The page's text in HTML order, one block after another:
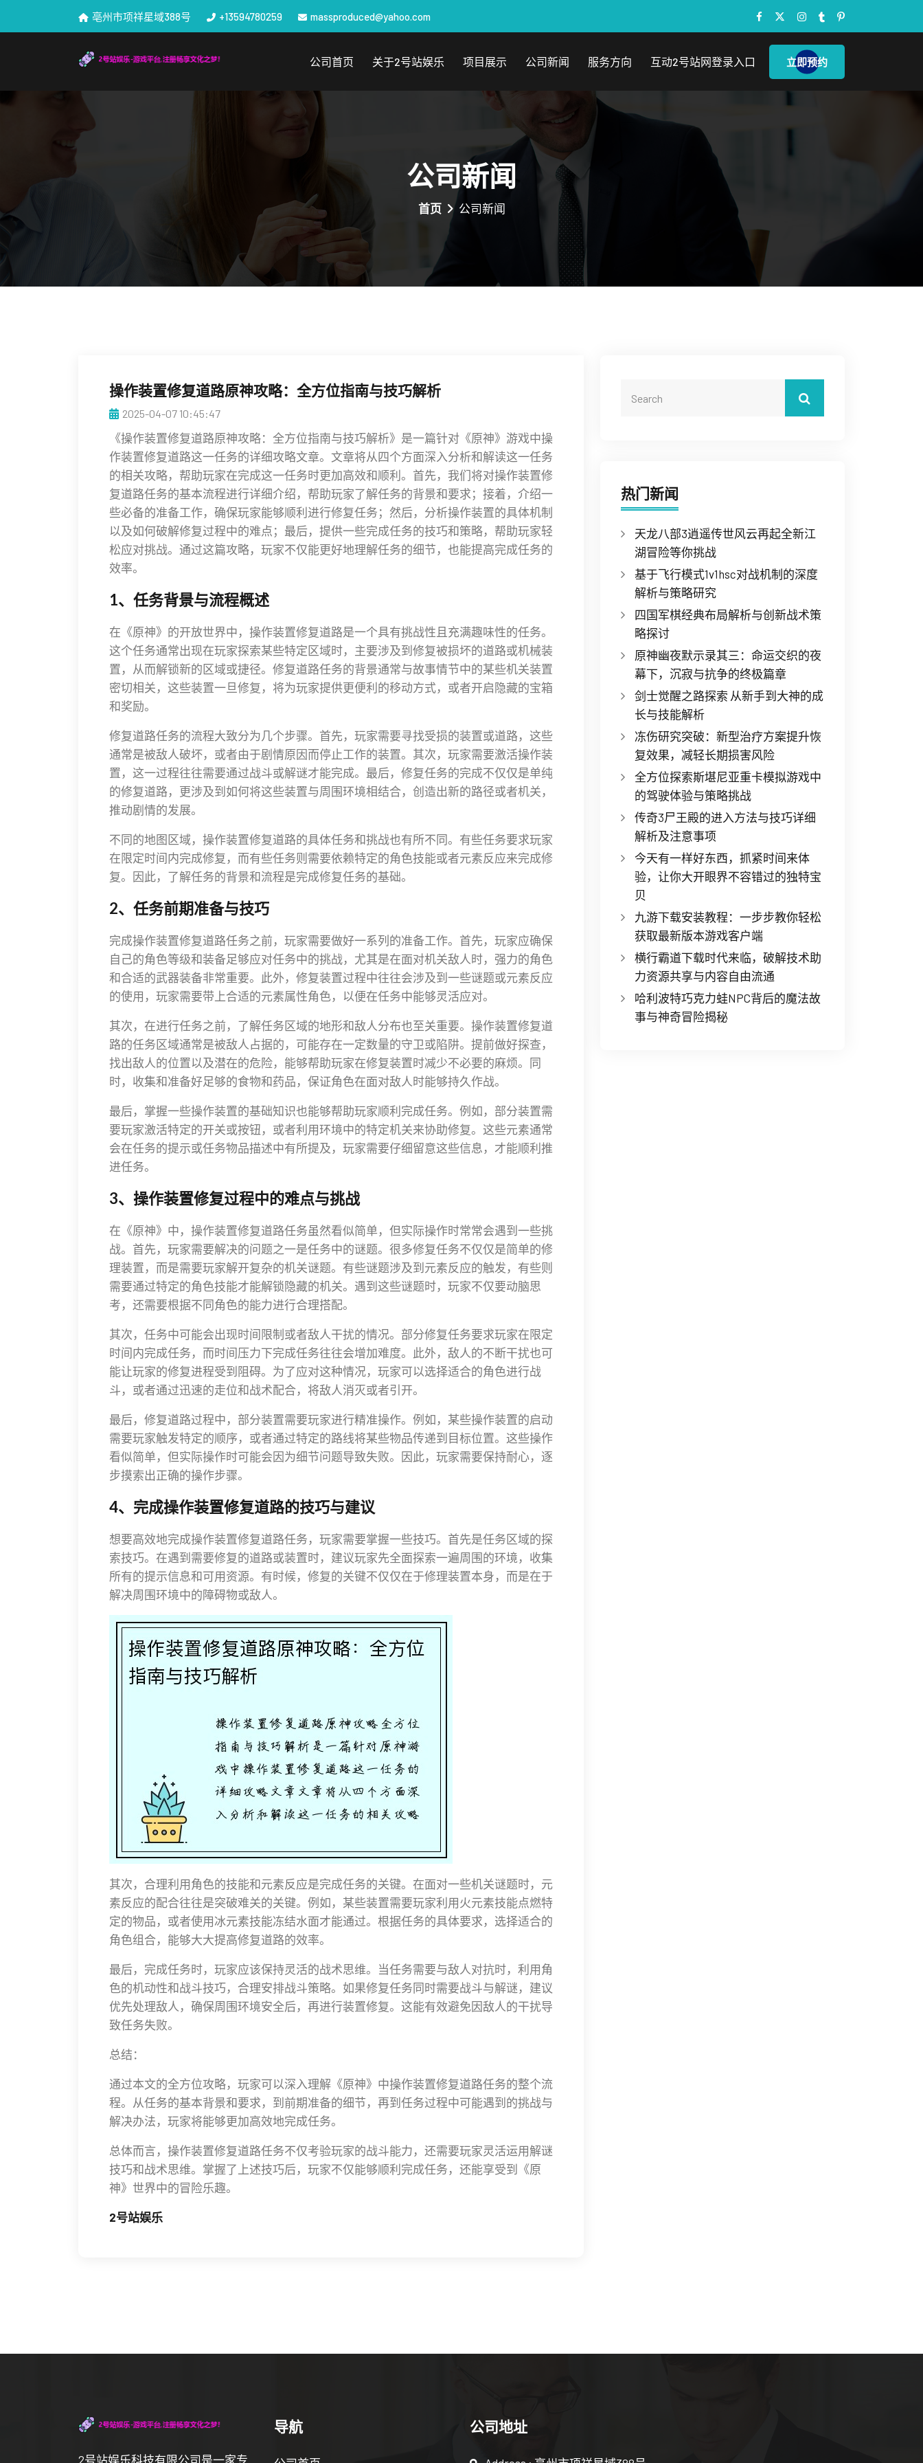
亳州市项祥星域388号 +13594780259 massproduced@yahoo.com
公司首页 关于2号站娱乐 项目展示 公司新闻 服务方向 互动2号站网登录入口 立即预约
公司新闻
首页 公司新闻
操作装置修复道路原神攻略：全方位指南与技巧解析
2025-04-07 10:45:47
《操作装置修复道路原神攻略：全方位指南与技巧解析》是一篇针对《原神》游戏中操
作装置修复道路这一任务的详细攻略文章。文章将从四个方面深入分析和解读这一任务
的相关攻略，帮助玩家在完成这一任务时更加高效和顺利。首先，我们将对操作装置修
复道路任务的基本流程进行详细介绍，帮助玩家了解任务的背景和要求；接着，介绍一
些必备的准备工作，确保玩家能够顺利进行修复任务；然后，分析操作装置的具体机制
以及如何破解修复过程中的难点；最后，提供一些完成任务的技巧和策略，帮助玩家轻
松应对挑战。通过这篇攻略，玩家不仅能更好地理解任务的细节，也能提高完成任务的
效率。
1、任务背景与流程概述
在《原神》的开放世界中，操作装置修复道路是一个具有挑战性且充满趣味性的任务。
这个任务通常出现在玩家探索某些特定区域时，主要涉及到修复被损坏的道路或机械装
置，从而解锁新的区域或捷径。修复道路任务的背景通常与故事情节中的某些机关装置
密切相关，这些装置一旦修复，将为玩家提供更便利的移动方式，或者开启隐藏的宝箱
和奖励。
修复道路任务的流程大致分为几个步骤。首先，玩家需要寻找受损的装置或道路，这些
通常是被敌人破坏，或者由于剧情原因而停止工作的装置。其次，玩家需要激活操作装
置，这一过程往往需要通过战斗或解谜才能完成。最后，修复任务的完成不仅仅是单纯
的修复道路，更涉及到如何将这些装置与周围环境相结合，创造出新的路径或者机关，
推动剧情的发展。
不同的地图区域，操作装置修复道路的具体任务和挑战也有所不同。有些任务要求玩家
在限定时间内完成修复，而有些任务则需要依赖特定的角色技能或者元素反应来完成修
复。因此，了解任务的背景和流程是完成修复任务的基础。
2、任务前期准备与技巧
完成操作装置修复道路任务之前，玩家需要做好一系列的准备工作。首先，玩家应确保
自己的角色等级和装备足够应对任务中的挑战，尤其是在面对机关敌人时，强力的角色
和合适的武器装备非常重要。此外，修复装置过程中往往会涉及到一些谜题或元素反应
的使用，玩家需要带上合适的元素属性角色，以便在任务中能够灵活应对。
其次，在进行任务之前，了解任务区域的地形和敌人分布也至关重要。操作装置修复道
路的任务区域通常是被敌人占据的，可能存在一定数量的守卫或陷阱。提前做好探查，
找出敌人的位置以及潜在的危险，能够帮助玩家在修复装置时减少不必要的麻烦。同
时，收集和准备好足够的食物和药品，保证角色在面对敌人时能够持久作战。
最后，掌握一些操作装置的基础知识也能够帮助玩家顺利完成任务。例如，部分装置需
要玩家激活特定的开关或按钮，或者利用环境中的特定机关来协助修复。这些元素通常
会在任务的提示或任务物品描述中有所提及，玩家需要仔细留意这些信息，才能顺利推
进任务。
3、操作装置修复过程中的难点与挑战
在《原神》中，操作装置修复道路任务虽然看似简单，但实际操作时常常会遇到一些挑
战。首先，玩家需要解决的问题之一是任务中的谜题。很多修复任务不仅仅是简单的修
理装置，而是需要玩家解开复杂的机关谜题。有些谜题涉及到元素反应的触发，有些则
需要通过特定的角色技能才能解锁隐藏的机关。遇到这些谜题时，玩家不仅要动脑思
考，还需要根据不同角色的能力进行合理搭配。
其次，任务中可能会出现时间限制或者敌人干扰的情况。部分修复任务要求玩家在限定
时间内完成任务，而时间压力下完成任务往往会增加难度。此外，敌人的不断干扰也可
能让玩家的修复进程受到阻碍。为了应对这种情况，玩家可以选择适合的角色进行战
斗，或者通过迅速的走位和战术配合，将敌人消灭或者引开。
最后，修复道路过程中，部分装置需要玩家进行精准操作。例如，某些操作装置的启动
需要玩家触发特定的顺序，或者通过特定的路线将某些物品传递到目标位置。这些操作
看似简单，但实际操作时可能会因为细节问题导致失败。因此，玩家需要保持耐心，逐
步摸索出正确的操作步骤。
4、完成操作装置修复道路的技巧与建议
想要高效地完成操作装置修复道路任务，玩家需要掌握一些技巧。首先是任务区域的探
索技巧。在遇到需要修复的道路或装置时，建议玩家先全面探索一遍周围的环境，收集
所有的提示信息和可用资源。有时候，修复的关键不仅仅在于修理装置本身，而是在于
解决周围环境中的障碍物或敌人。
其次，合理利用角色的技能和元素反应是完成任务的关键。在面对一些机关谜题时，元
素反应的配合往往是突破难关的关键。例如，某些装置需要玩家利用火元素技能点燃特
定的物品，或者使用冰元素技能冻结水面才能通过。根据任务的具体要求，选择适合的
角色组合，能够大大提高修复道路的效率。
最后，完成任务时，玩家应该保持灵活的战术思维。当任务需要与敌人对抗时，利用角
色的机动性和战斗技巧，合理安排战斗策略。如果修复任务同时需要战斗与解谜，建议
优先处理敌人，确保周围环境安全后，再进行装置修复。这能有效避免因敌人的干扰导
致任务失败。
总结：
通过本文的全方位攻略，玩家可以深入理解《原神》中操作装置修复道路任务的整个流
程。从任务的基本背景和要求，到前期准备的细节，再到任务过程中可能遇到的挑战与
解决办法，玩家将能够更加高效地完成任务。
总体而言，操作装置修复道路任务不仅考验玩家的战斗能力，还需要玩家灵活运用解谜
技巧和战术思维。掌握了上述技巧后，玩家不仅能够顺利完成任务，还能享受到《原
神》世界中的冒险乐趣。
2号站娱乐
热门新闻
天龙八部3逍遥传世风云再起全新江
湖冒险等你挑战
基于飞行模式1v1hsc对战机制的深度
解析与策略研究
四国军棋经典布局解析与创新战术策
略探讨
原神幽夜默示录其三：命运交织的夜
幕下，沉寂与抗争的终极篇章
剑士觉醒之路探索 从新手到大神的成
长与技能解析
冻伤研究突破：新型治疗方案提升恢
复效果，减轻长期损害风险
全方位探索斯堪尼亚重卡模拟游戏中
的驾驶体验与策略挑战
传奇3尸王殿的进入方法与技巧详细
解析及注意事项
今天有一样好东西，抓紧时间来体
验，让你大开眼界不容错过的独特宝
贝
九游下载安装教程：一步步教你轻松
获取最新版本游戏客户端
横行霸道下载时代来临，破解技术助
力资源共享与内容自由流通
哈利波特巧克力蛙NPC背后的魔法故
事与神奇冒险揭秘
2号站娱乐科技有限公司是一家专
导航 公司地址